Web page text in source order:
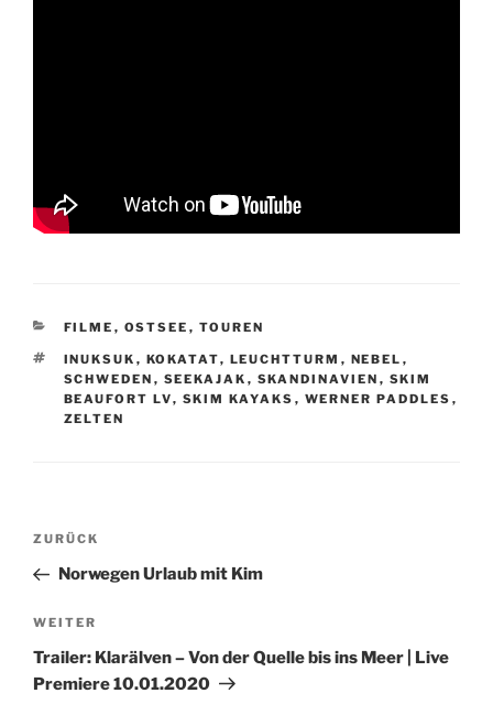
KATEGORIEN
FILME , OSTSEE , TOUREN
SCHLAGWÖRTER
INUKSUK , KOKATAT, LEUCHTTURM , NEBEL ,
SCHWEDEN , SEEKAJAK , SKANDINAVIEN , SKIM
BEAUFORT LV, SKIM KAYAKS , WERNER PADDLES ,
ZELTEN
Beitragsnavigation
Vorheriger
Beitrag
ZURÜCK
Norwegen Urlaub mit Kim
Nächster
Beitrag
WEITER
Trailer: Klarälven – Von der Quelle bis ins Meer | Live
Premiere 10.01.2020